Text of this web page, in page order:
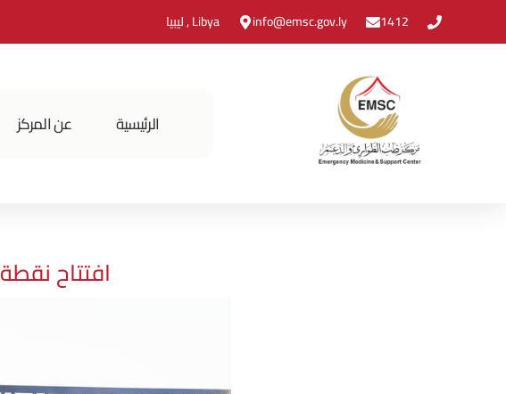
1412
info@emsc.gov.ly Libya , ليبيا
الرئيسية عن المركز
افتتاح